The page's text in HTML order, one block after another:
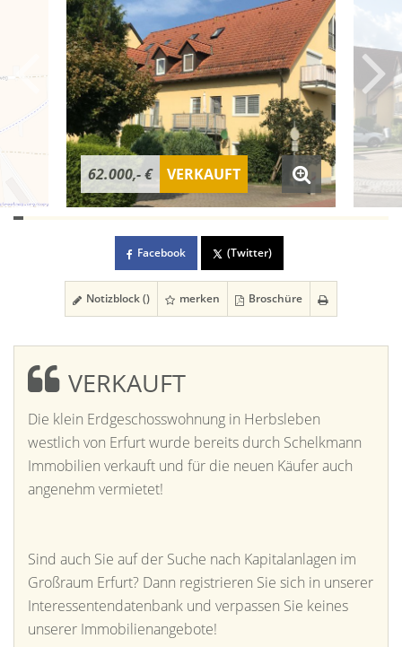
62.000,- € VERKAUFT
Facebook (Twitter)
Notizblock () merken Broschüre
VERKAUFT
Die klein Erdgeschosswohnung in Herbsleben
westlich von Erfurt wurde bereits durch Schelkmann
Immobilien verkauft und für die neuen Käufer auch
angenehm vermietet!
Sind auch Sie auf der Suche nach Kapitalanlagen im
Großraum Erfurt? Dann registrieren Sie sich in unserer
Interessentendatenbank und verpassen Sie keines
unserer Immobilienangebote!